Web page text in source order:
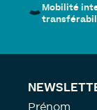
Mobilité
Prénom